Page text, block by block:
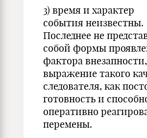
3) время и характер
события неизвестны.
Последнее не
собой формы
фактора
выражение такого
следователя, как
готовность и
оперативно
перемены.